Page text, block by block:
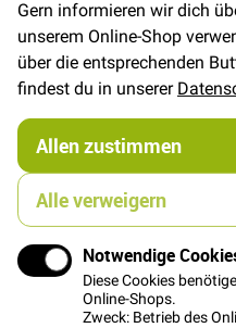
Gern informieren wir dich
unserem Online-Shop
über die entsprechenden
findest du in unserer
Allen zustimmen
Alle verweigern
Notwendige
Diese Cookies
Online-Shops.
Zweck: Betrieb des
VerfügbarkeitAuf Lager
5,00 €
STÜCK
In den